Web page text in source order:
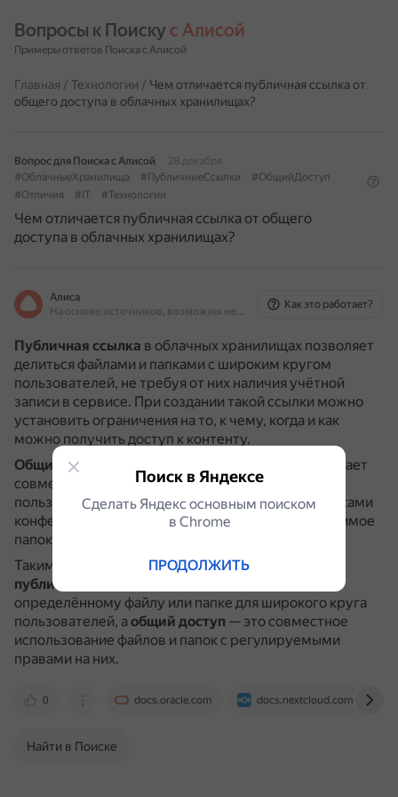
Вопросы к Поиску с Алисой
Примеры ответов Поиска с Алисой
Главная / Технологии / Чем отличается публичная ссылка от
общего доступа в облачных хранилищах?
Вопрос для Поиска с Алисой
28 декабря
#ОблачныеХранилища
#ПубличныеСсылки
#ОбщийДоступ
#Отличия
#IT #Технологии
Чем отличается публичная ссылка от общего
доступа в облачных хранилищах?
Алиса
На основе источников, возможны неточности
Как это работает?
Публичная ссылка в облачных хранилищах позволяет
делиться файлами и папками с широким кругом
пользователей, не требуя от них наличия учётной
записи в сервисе. При создании такой ссылки можно
установить ограничения на то, к чему, когда и как
можно получить доступ к контенту.
Общий доступ
в облачных хранилищах предполагает
совместное использование файлов и папок с
пользователями, группами, кругами или участниками
конференции, при этом права на файлы и содержимое
папок регулируются.
Таким образом,
основное отличиев том, что
публичная ссылка
определённому файлу или папке для широкого круга
пользователей, аобщий доступ — это совместное
использование файлов и папок с регулируемыми
правами на них.
0 docs.oracle.com docs.nextcloud.com
Найти в Поиске
Поиск в Яндексе
Сделать Яндекс основным поиском
в Сhrome
ПРОДОЛЖИТЬ